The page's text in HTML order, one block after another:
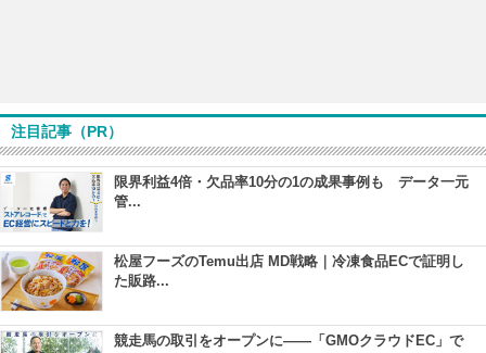
注目記事（PR）
限界利益4倍・欠品率10分の1の成果事例も データ一元
管...
松屋フーズのTemu出店 MD戦略｜冷凍食品ECで証明し
た販路...
競走馬の取引をオープンに――「GMOクラウドEC」で